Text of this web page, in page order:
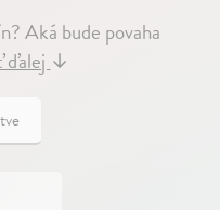
Aká bude povaha
ďalej↓